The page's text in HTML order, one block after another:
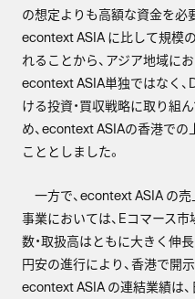
の想定よりも高額な資金を必
econtext ASIA に比して規模
れることから、アジア地域に
econtext ASIA単独ではなく
ける投資・買収戦略に取り組
め、econtext ASIAの香港での
こととしました。
一方で、econtext ASIA の
事業においては、Eコマース
数・取扱高はともに大きく伸
円安の進行により、香港で開
econtext ASIA の連結業績は